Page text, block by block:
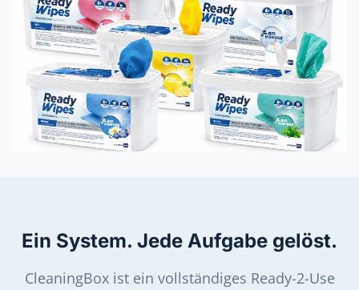
Ein System. Jede Aufgabe gelöst.
CleaningBox ist ein vollständiges Ready-2-Use